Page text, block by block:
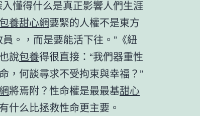
懂得什么是真正影響人們生涯
包養甜心網要緊的人權不是東方
員。，而是要能活下往。”《紐
說包養得很直接：“我們器重性
，何談尋求不受拘束與幸福？”
將焉附？性命權是最最基甜心
什么比拯救性命更主要。